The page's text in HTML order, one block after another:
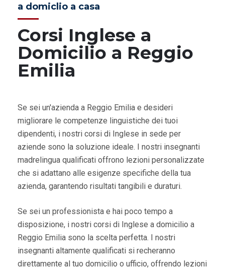
Corsi Inglese a
Domicilio a Reggio
Emilia
a domiclio a casa
Se sei un'azienda a Reggio Emilia e desideri
migliorare le competenze linguistiche dei tuoi
dipendenti, i nostri corsi di Inglese in sede per
aziende sono la soluzione ideale. I nostri insegnanti
madrelingua qualificati offrono lezioni personalizzate
che si adattano alle esigenze specifiche della tua
azienda, garantendo risultati tangibili e duraturi.
Se sei un professionista e hai poco tempo a
disposizione, i nostri corsi di Inglese a domicilio a
Reggio Emilia sono la scelta perfetta. I nostri
insegnanti altamente qualificati si recheranno
direttamente al tuo domicilio o ufficio, offrendo lezioni